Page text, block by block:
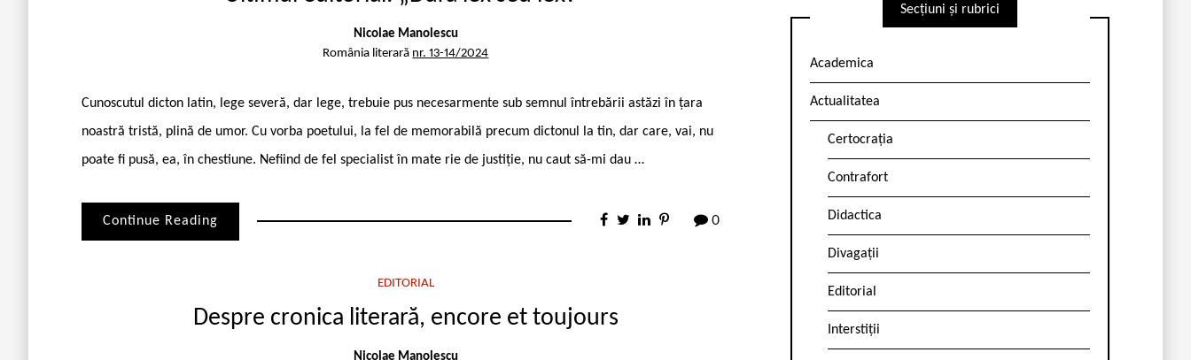
Nicolae Manolescu
România literară nr. 13-14/2024
Cunoscutul dicton latin, lege severă, dar lege, trebuie pus necesarmente sub semnul întrebării astăzi în țara
noastră tristă, plină de umor. Cu vorba poetului, la fel de memorabilă precum dictonul la ­tin, dar care, vai, nu
poate fi pusă, ea, în chestiune. Nefiind de fel specialist în mate rie de justiție, nu caut să-mi dau …
Continue Reading 0
EDITORIAL
Despre cronica literară, encore et toujours
Nicolae Manolescu
Secțiuni și rubrici
Academica
Actualitatea
Certocrația
Contrafort
Didactica
Divagații
Editorial
Interstiții